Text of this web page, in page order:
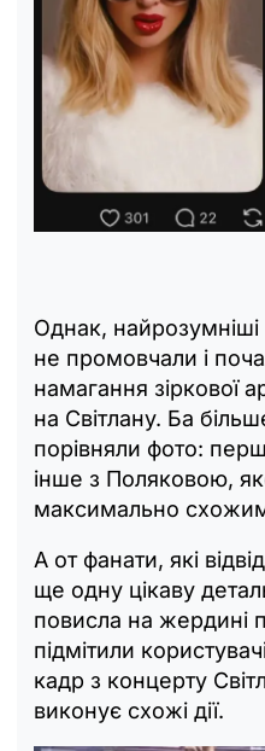
Однак, найрозумніші
не промовчали і
намагання зіркової
на Світлану. Ба
порівняли фото:
інше з Поляковою,
максимально
А от фанати, які
ще одну цікаву
повисла на жердині
підмітили
кадр з концерту
виконує схожі дії.